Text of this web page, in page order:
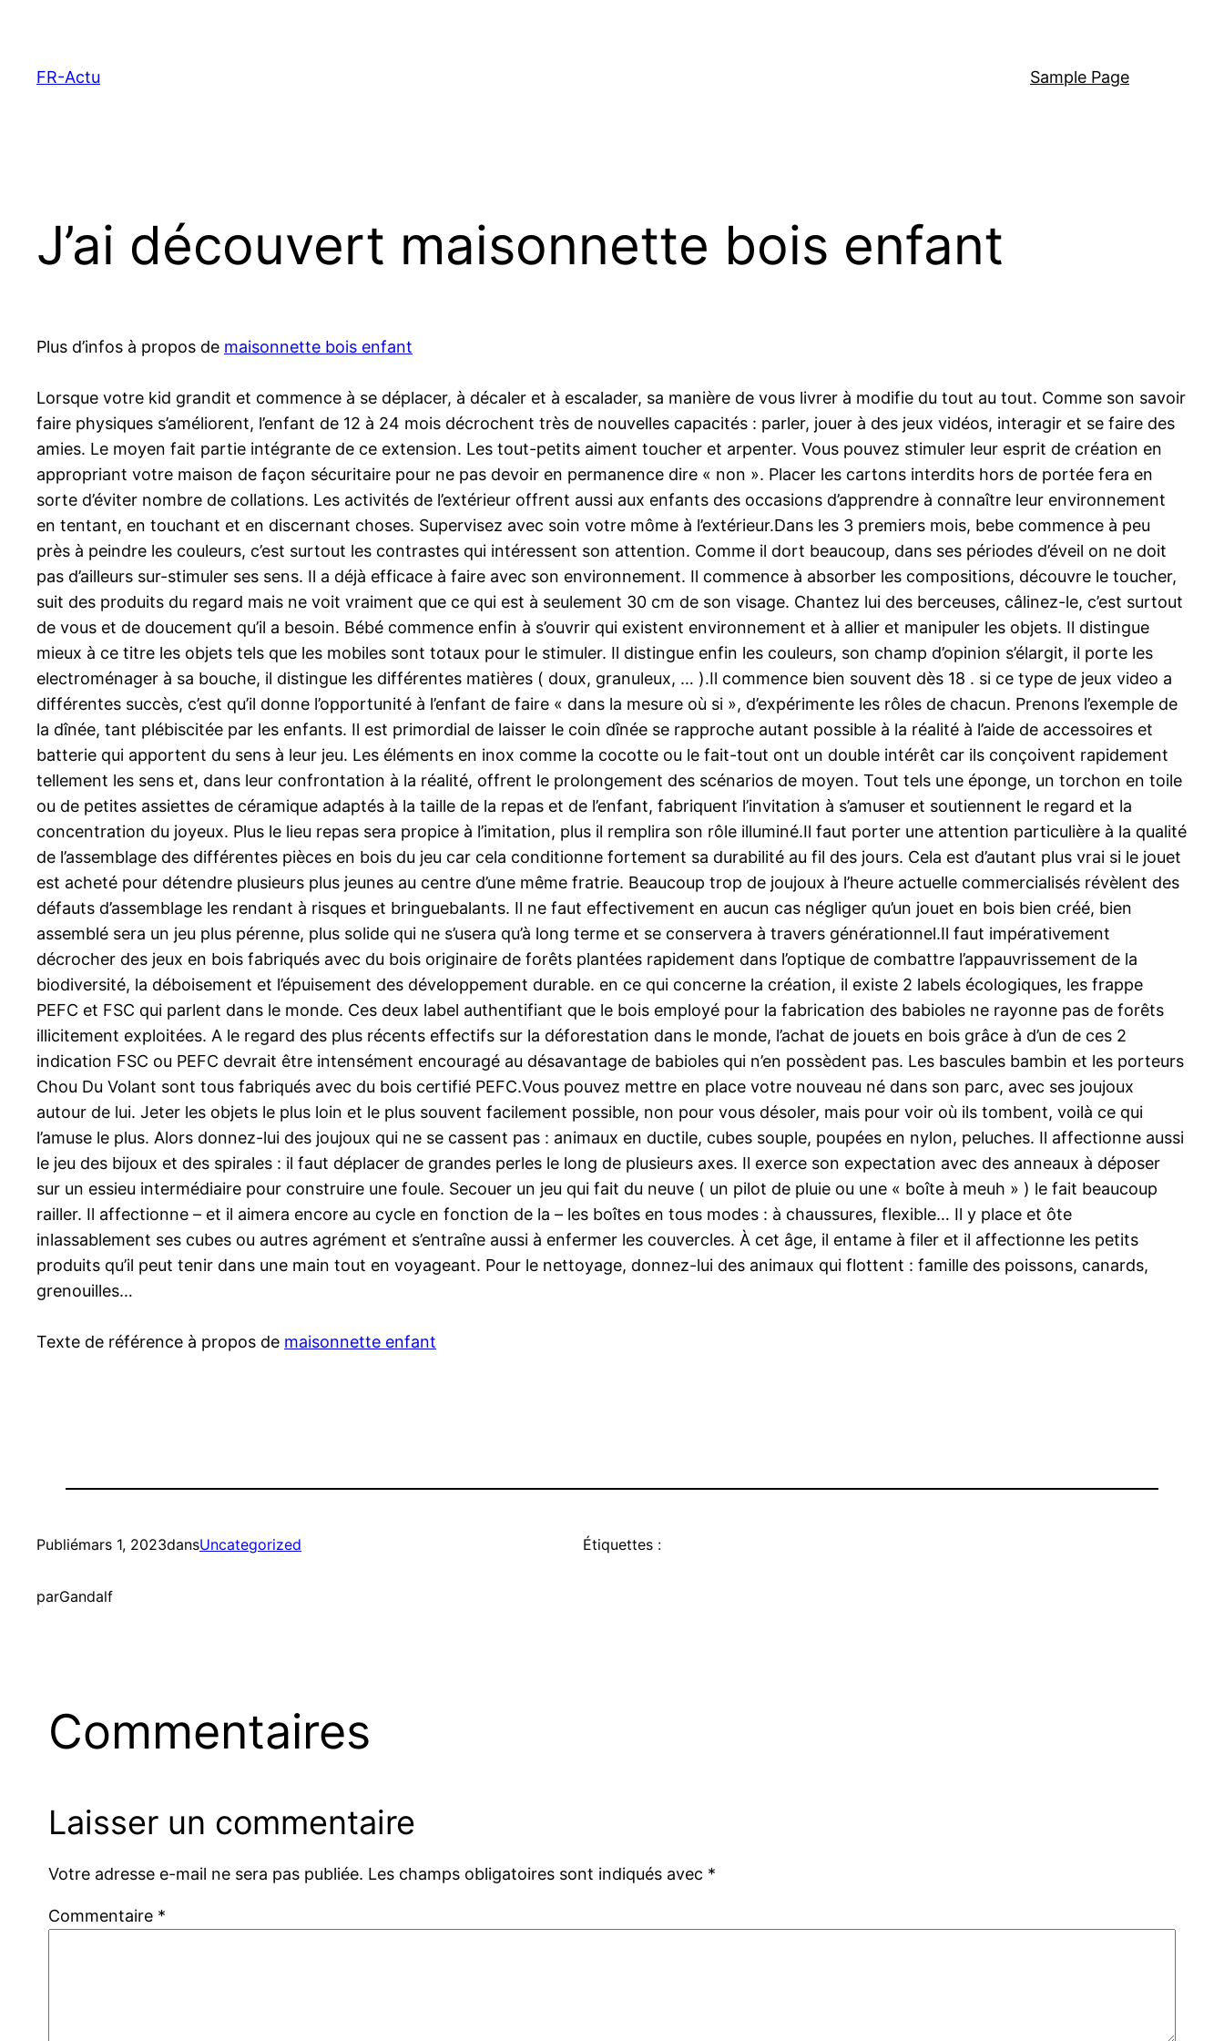
contenu
FR-Actu Sample Page
J’ai découvert maisonnette bois enfant
Plus d’infos à propos de maisonnette bois enfant
Lorsque votre kid grandit et commence à se déplacer, à décaler et à escalader, sa manière de vous livrer à modifie du tout au tout. Comme son savoir
faire physiques s’améliorent, l’enfant de 12 à 24 mois décrochent très de nouvelles capacités : parler, jouer à des jeux vidéos, interagir et se faire des
amies. Le moyen fait partie intégrante de ce extension. Les tout-petits aiment toucher et arpenter. Vous pouvez stimuler leur esprit de création en
appropriant votre maison de façon sécuritaire pour ne pas devoir en permanence dire « non ». Placer les cartons interdits hors de portée fera en
sorte d’éviter nombre de collations. Les activités de l’extérieur offrent aussi aux enfants des occasions d’apprendre à connaître leur environnement
en tentant, en touchant et en discernant choses. Supervisez avec soin votre môme à l’extérieur.Dans les 3 premiers mois, bebe commence à peu
près à peindre les couleurs, c’est surtout les contrastes qui intéressent son attention. Comme il dort beaucoup, dans ses périodes d’éveil on ne doit
pas d’ailleurs sur-stimuler ses sens. Il a déjà efficace à faire avec son environnement. Il commence à absorber les compositions, découvre le toucher,
suit des produits du regard mais ne voit vraiment que ce qui est à seulement 30 cm de son visage. Chantez lui des berceuses, câlinez-le, c’est surtout
de vous et de doucement qu’il a besoin. Bébé commence enfin à s’ouvrir qui existent environnement et à allier et manipuler les objets. Il distingue
mieux à ce titre les objets tels que les mobiles sont totaux pour le stimuler. Il distingue enfin les couleurs, son champ d’opinion s’élargit, il porte les
electroménager à sa bouche, il distingue les différentes matières ( doux, granuleux, … ).Il commence bien souvent dès 18 . si ce type de jeux video a
différentes succès, c’est qu’il donne l’opportunité à l’enfant de faire « dans la mesure où si », d’expérimente les rôles de chacun. Prenons l’exemple de
la dînée, tant plébiscitée par les enfants. Il est primordial de laisser le coin dînée se rapproche autant possible à la réalité à l’aide de accessoires et
batterie qui apportent du sens à leur jeu. Les éléments en inox comme la cocotte ou le fait-tout ont un double intérêt car ils conçoivent rapidement
tellement les sens et, dans leur confrontation à la réalité, offrent le prolongement des scénarios de moyen. Tout tels une éponge, un torchon en toile
ou de petites assiettes de céramique adaptés à la taille de la repas et de l’enfant, fabriquent l’invitation à s’amuser et soutiennent le regard et la
concentration du joyeux. Plus le lieu repas sera propice à l’imitation, plus il remplira son rôle illuminé.Il faut porter une attention particulière à la qualité
de l’assemblage des différentes pièces en bois du jeu car cela conditionne fortement sa durabilité au fil des jours. Cela est d’autant plus vrai si le jouet
est acheté pour détendre plusieurs plus jeunes au centre d’une même fratrie. Beaucoup trop de joujoux à l’heure actuelle commercialisés révèlent des
défauts d’assemblage les rendant à risques et bringuebalants. Il ne faut effectivement en aucun cas négliger qu’un jouet en bois bien créé, bien
assemblé sera un jeu plus pérenne, plus solide qui ne s’usera qu’à long terme et se conservera à travers générationnel.Il faut impérativement
décrocher des jeux en bois fabriqués avec du bois originaire de forêts plantées rapidement dans l’optique de combattre l’appauvrissement de la
biodiversité, la déboisement et l’épuisement des développement durable. en ce qui concerne la création, il existe 2 labels écologiques, les frappe
PEFC et FSC qui parlent dans le monde. Ces deux label authentifiant que le bois employé pour la fabrication des babioles ne rayonne pas de forêts
illicitement exploitées. A le regard des plus récents effectifs sur la déforestation dans le monde, l’achat de jouets en bois grâce à d’un de ces 2
indication FSC ou PEFC devrait être intensément encouragé au désavantage de babioles qui n’en possèdent pas. Les bascules bambin et les porteurs
Chou Du Volant sont tous fabriqués avec du bois certifié PEFC.Vous pouvez mettre en place votre nouveau né dans son parc, avec ses joujoux
autour de lui. Jeter les objets le plus loin et le plus souvent facilement possible, non pour vous désoler, mais pour voir où ils tombent, voilà ce qui
l’amuse le plus. Alors donnez-lui des joujoux qui ne se cassent pas : animaux en ductile, cubes souple, poupées en nylon, peluches. Il affectionne aussi
le jeu des bijoux et des spirales : il faut déplacer de grandes perles le long de plusieurs axes. Il exerce son expectation avec des anneaux à déposer
sur un essieu intermédiaire pour construire une foule. Secouer un jeu qui fait du neuve ( un pilot de pluie ou une « boîte à meuh » ) le fait beaucoup
railler. Il affectionne – et il aimera encore au cycle en fonction de la – les boîtes en tous modes : à chaussures, flexible… Il y place et ôte
inlassablement ses cubes ou autres agrément et s’entraîne aussi à enfermer les couvercles. À cet âge, il entame à filer et il affectionne les petits
produits qu’il peut tenir dans une main tout en voyageant. Pour le nettoyage, donnez-lui des animaux qui flottent : famille des poissons, canards,
grenouilles…
Texte de référence à propos de maisonnette enfant
Publiémars 1, 2023dansUncategorized
parGandalf
Étiquettes :
Commentaires
Laisser un commentaire
Votre adresse e-mail ne sera pas publiée. Les champs obligatoires sont indiqués avec *
Commentaire *